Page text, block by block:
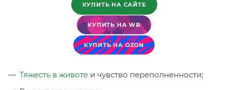
КУПИТЬ НА САЙТЕ
КУПИТЬ НА WB
КУПИТЬ НА OZON
Тяжесть в животе и чувство переполненности;